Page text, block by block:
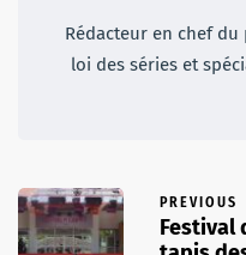
Rédacteur en chef
loi des séries et
PREVIOUS
Festival